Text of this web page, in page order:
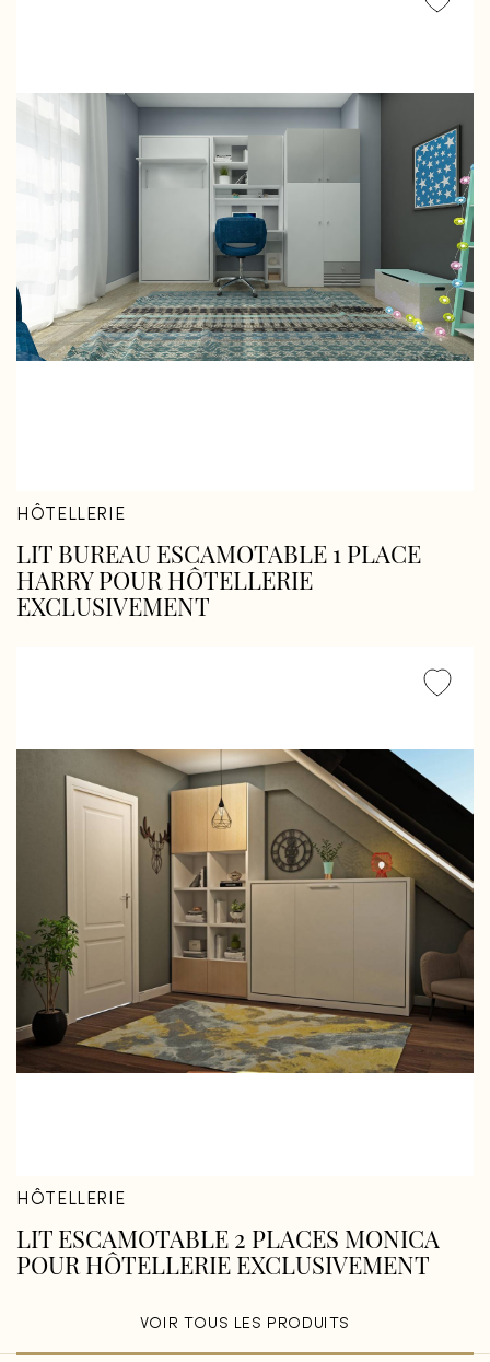
HÔTELLERIE
LIT BUREAU ESCAMOTABLE 1 PLACE
HARRY POUR HÔTELLERIE
EXCLUSIVEMENT
HÔTELLERIE
LIT ESCAMOTABLE 2 PLACES MONICA
POUR HÔTELLERIE EXCLUSIVEMENT
VOIR TOUS LES PRODUITS